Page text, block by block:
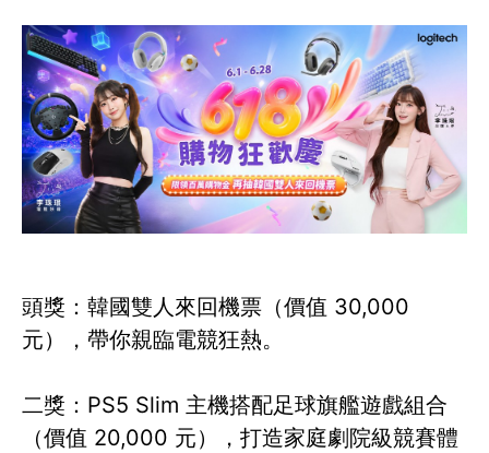
頭獎：韓國雙人來回機票（價值 30,000
元），帶你親臨電競狂熱。
二獎：PS5 Slim 主機搭配足球旗艦遊戲組合
（價值 20,000 元），打造家庭劇院級競賽體